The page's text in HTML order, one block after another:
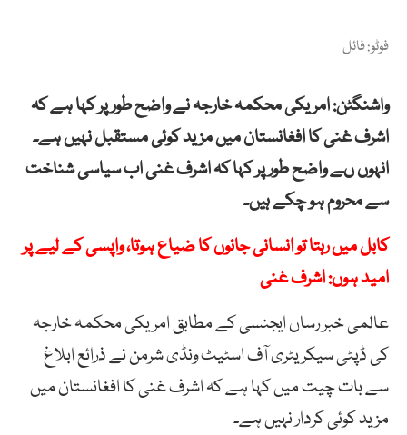
فوٹو: فائل
واشنگٹن: امریکی محکمہ خارجہ نے واضح طور پر کہا ہے کہ
اشرف غنی کا افغانستان میں مزید کوئی مستقبل نہیں ہے۔
انہوں ںے واضح طور پر کہا کہ اشرف غنی اب سیاسی شناخت
سے محروم ہو چکے ہیں۔
کابل میں رہتا تو انسانی جانوں کا ضیاع ہوتا، واپسی کے لیے پر
امید ہوں: اشرف غنی
عالمی خبر رساں ایجنسی کے مطابق امریکی محکمہ خارجہ
کی ڈپٹی سیکریٹری آف اسٹیٹ ونڈی شرمن نے ذرائع ابلاغ
سے بات چیت میں کہا ہے کہ اشرف غنی کا افغانستان میں
مزید کوئی کردار نہیں ہے۔